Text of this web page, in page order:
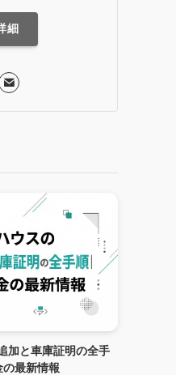
細
加と車庫証明の全手
最新情報